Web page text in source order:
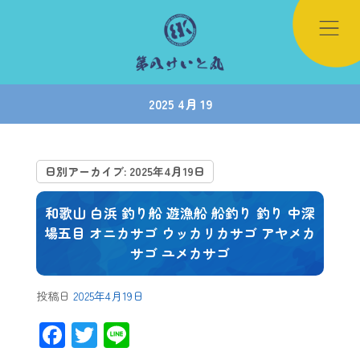
2025 4月 19
日別アーカイブ: 2025年4月19日
和歌山 白浜 釣り船 遊漁船 船釣り 釣り 中深
場五目 オニカサゴ ウッカリカサゴ アヤメカ
サゴ ユメカサゴ
投稿日 2025年4月19日
F T Li